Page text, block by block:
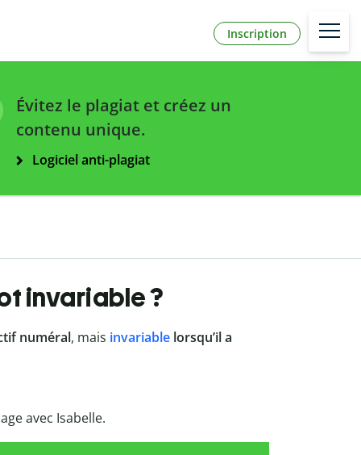
Inscription
Évitez le plagiat et créez un
contenu unique.
Logiciel anti-plagiat
invariable ?
numéral, mais invariablelorsqu’il a
avec Isabelle.